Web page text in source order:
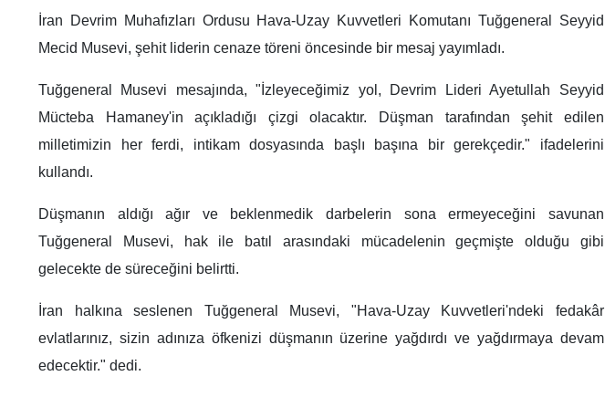
İran Devrim Muhafızları Ordusu Hava-Uzay Kuvvetleri Komutanı Tuğgeneral Seyyid
Mecid Musevi, şehit liderin cenaze töreni öncesinde bir mesaj yayımladı.
Tuğgeneral Musevi mesajında, "İzleyeceğimiz yol, Devrim Lideri Ayetullah Seyyid
Mücteba Hamaney'in açıkladığı çizgi olacaktır. Düşman tarafından şehit edilen
milletimizin her ferdi, intikam dosyasında başlı başına bir gerekçedir." ifadelerini
kullandı.
Düşmanın aldığı ağır ve beklenmedik darbelerin sona ermeyeceğini savunan
Tuğgeneral Musevi, hak ile batıl arasındaki mücadelenin geçmişte olduğu gibi
gelecekte de süreceğini belirtti.
İran halkına seslenen Tuğgeneral Musevi, "Hava-Uzay Kuvvetleri'ndeki fedakâr
evlatlarınız, sizin adınıza öfkenizi düşmanın üzerine yağdırdı ve yağdırmaya devam
edecektir." dedi.